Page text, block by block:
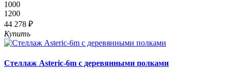
1000
1200
44 278 ₽
Купить
Стеллаж Asteric-6m с деревянными полками